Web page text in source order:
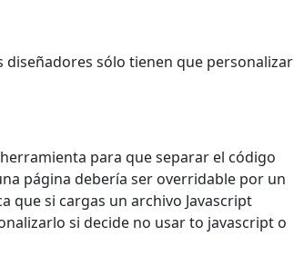
sólo tienen que personalizar
para que separar el código
página debería ser overridable por un
que si cargas un archivo Javascript
si decide no usar to javascript o